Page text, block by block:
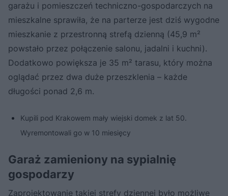
garażu i pomieszczeń techniczno-gospodarczych na
mieszkalne sprawiła, że na parterze jest dziś wygodne
mieszkanie z przestronną strefą dzienną (45,9 m²
powstało przez połączenie salonu, jadalni i kuchni).
Dodatkowo powiększa je 35 m² tarasu, który można
oglądać przez dwa duże przeszklenia – każde
długości ponad 2,6 m.
Kupili pod Krakowem mały wiejski domek z lat 50.
Wyremontowali go w 10 miesięcy
Garaż zamieniony na sypialnię
gospodarzy
Zaprojektowanie takiej strefy dziennej było możliwe